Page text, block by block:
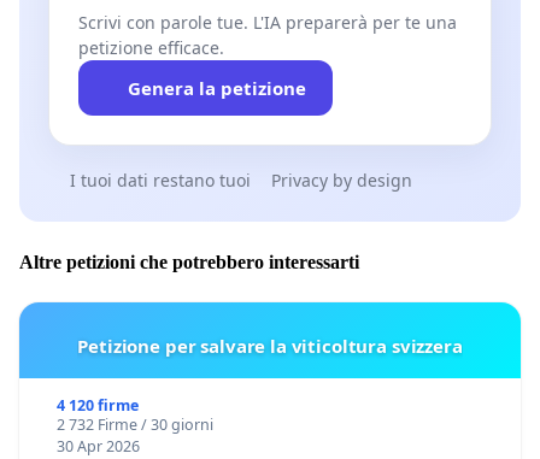
Scrivi con parole tue. L'IA preparerà per te una
petizione efficace.
Genera la petizione
I tuoi dati restano tuoi Privacy by design
Altre petizioni che potrebbero interessarti
Petizione per salvare la viticoltura svizzera
4 120 firme
2 732 Firme / 30 giorni
30 Apr 2026